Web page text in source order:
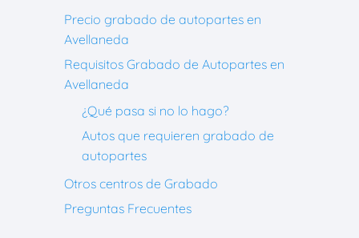
Precio grabado de autopartes en
Avellaneda
Requisitos Grabado de Autopartes en
Avellaneda
¿Qué pasa si no lo hago?
Autos que requieren grabado de
autopartes
Otros centros de Grabado
Preguntas Frecuentes